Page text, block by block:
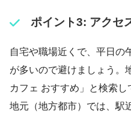
ポイント3: アクセ
自宅や職場近くで、平日の
が多いので避けましょう。
カフェ おすすめ」と検索
地元（地方都市）では、駅